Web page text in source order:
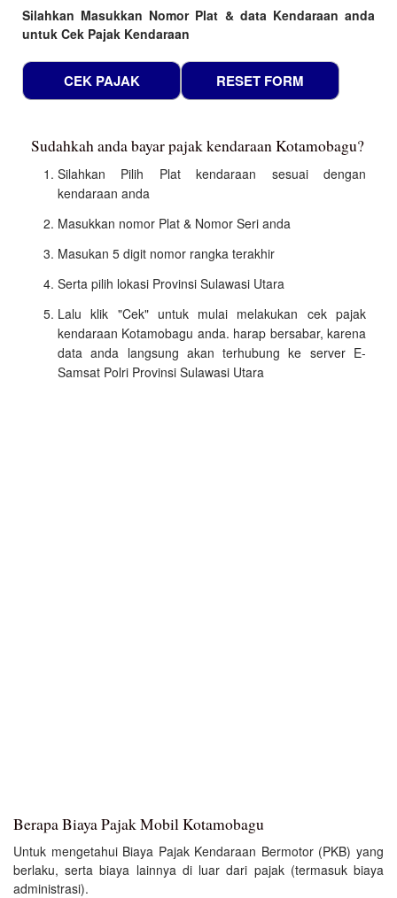
Silahkan Masukkan Nomor Plat & data Kendaraan anda
untuk Cek Pajak Kendaraan
Sudahkah anda bayar pajak kendaraan Kotamobagu?
Silahkan Pilih Plat kendaraan sesuai dengan
kendaraan anda
Masukkan nomor Plat & Nomor Seri anda
Masukan 5 digit nomor rangka terakhir
Serta pilih lokasi Provinsi Sulawasi Utara
Lalu klik "Cek" untuk mulai melakukan cek pajak
kendaraan Kotamobagu anda. harap bersabar, karena
data anda langsung akan terhubung ke server E-
Samsat Polri Provinsi Sulawasi Utara
Berapa Biaya Pajak Mobil Kotamobagu
Untuk mengetahui Biaya Pajak Kendaraan Bermotor (PKB) yang
berlaku, serta biaya lainnya di luar dari pajak (termasuk biaya
administrasi).